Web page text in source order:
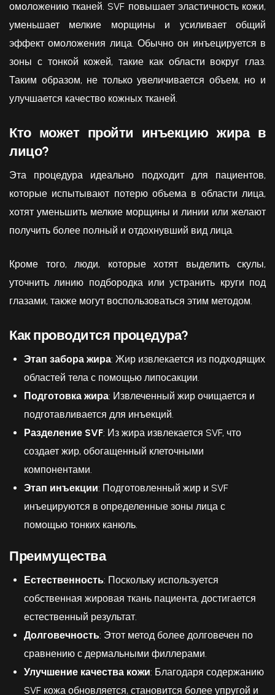
омоложению тканей. SVF повышает эластичность кожи,
уменьшает мелкие морщины и усиливает общий
эффект омоложения лица. Обычно он инъецируется в
зоны с тонкой кожей, такие как области вокруг глаз.
Таким образом, не только увеличивается объем, но и
улучшается качество кожных тканей.
Кто может пройти инъекцию жира в
лицо?
Эта процедура идеально подходит для пациентов,
которые испытывают потерю объема в области лица,
хотят уменьшить мелкие морщины и линии или желают
получить более полный и отдохнувший вид лица.
Кроме того, люди, которые хотят выделить скулы,
уточнить линию подбородка или устранить круги под
глазами, также могут воспользоваться этим методом.
Как проводится процедура?
Этап забора жира: Жир извлекается из подходящих
областей тела с помощью липосакции.
Подготовка жира: Извлеченный жир очищается и
подготавливается для инъекций.
Разделение SVF: Из жира извлекается SVF, что
создает жир, обогащенный клеточными
компонентами.
Этап инъекции: Подготовленный жир и SVF
инъецируются в определенные зоны лица с
помощью тонких канюль.
Преимущества
Естественность: Поскольку используется
собственная жировая ткань пациента, достигается
естественный результат.
Долговечность: Этот метод более долговечен по
сравнению с дермальными филлерами.
Улучшение качества кожи: Благодаря содержанию
SVF кожа обновляется, становится более упругой и